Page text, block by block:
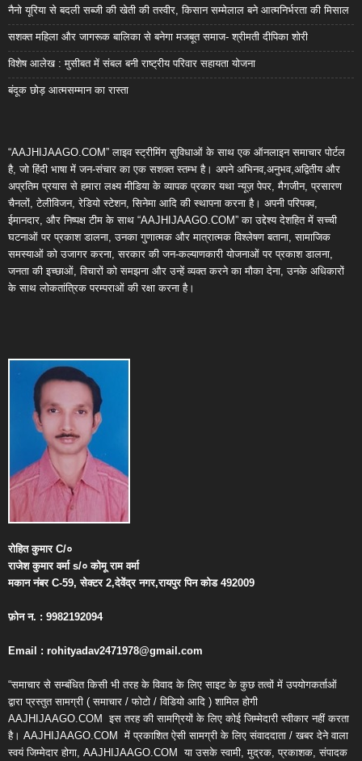
नैनो यूरिया से बदली सब्जी की खेती की तस्वीर, किसान सम्मेलाल बने आत्मनिर्भरता की मिसाल
सशक्त महिला और जागरूक बालिका से बनेगा मजबूत समाज- श्रीमती दीपिका शोरी
विशेष आलेख : मुसीबत में संबल बनी राष्ट्रीय परिवार सहायता योजना
बंदूक छोड़ आत्मसम्मान का रास्ता
“AAJHIJAAGO.COM” लाइव स्ट्रीमिंग सुविधाओं के साथ एक ऑनलाइन समाचार पोर्टल
है, जो हिंदी भाषा में जन-संचार का एक सशक्त स्तम्भ है। अपने अभिनव,अनुभव,अद्वितीय और
अप्रतिम प्रयास से हमारा लक्ष्य मीडिया के व्यापक प्रकार यथा न्यूज़ पेपर, मैगजीन, प्रसारण
चैनलों, टेलीविजन, रेडियो स्टेशन, सिनेमा आदि की स्थापना करना है। अपनी परिपक्व,
ईमानदार, और निष्पक्ष टीम के साथ “AAJHIJAAGO.COM” का उद्देश्य देशहित में सच्ची
घटनाओं पर प्रकाश डालना, उनका गुणात्मक और मात्रात्मक विश्लेषण बताना, सामाजिक
समस्याओं को उजागर करना, सरकार की जन-कल्याणकारी योजनाओं पर प्रकाश डालना,
जनता की इच्छाओं, विचारों को समझना और उन्हें व्यक्त करने का मौका देना, उनके अधिकारों
के साथ लोकतांत्रिक परम्पराओं की रक्षा करना है।
रोहित कुमारC/०
राजेश कुमार वर्माs/० कोमू राम वर्मा
मकान नंबरC-59,सेक्टर2,देवेंद्र नगर,रायपुर पिन कोड492009
फ़ोन न. : 9982192094
Email : rohityadav2471978@gmail.com
“समाचार से सम्बंधित किसी भी तरह के विवाद के लिए साइट के कुछ तत्वों में उपयोगकर्ताओं
द्वारा प्रस्तुत सामग्री ( समाचार / फोटो / विडियो आदि ) शामिल होगी
AAJHIJAAGO.COM इस तरह की सामग्रियों के लिए कोई जिम्मेदारी स्वीकार नहीं करता
है। AAJHIJAAGO.COM में प्रकाशित ऐसी सामग्री के लिए संवाददाता / खबर देने वाला
स्वयं जिम्मेदार होगा, AAJHIJAAGO.COM
या उसके स्वामी, मुद्रक, प्रकाशक, संपादक